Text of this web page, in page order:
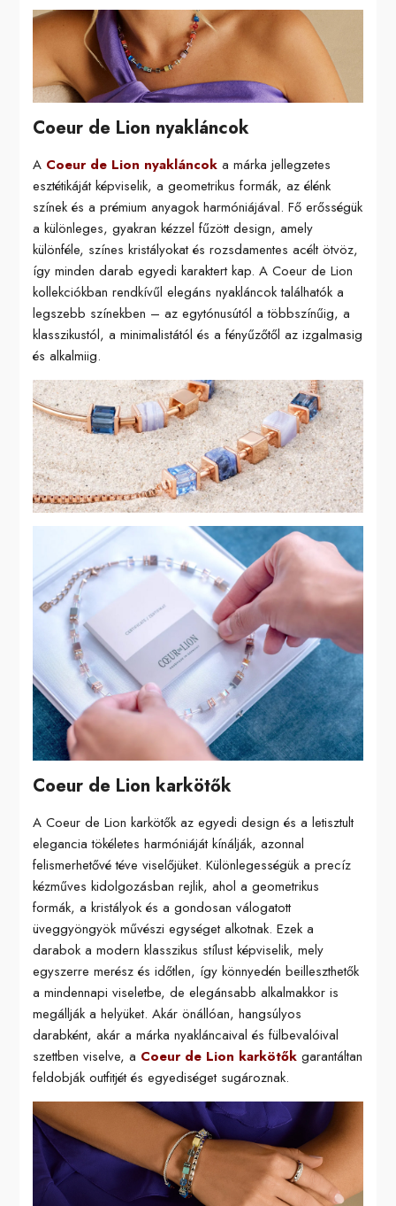
Coeur de Lion nyakláncok
A Coeur de Lion nyakláncok a márka jellegzetes
esztétikáját képviselik, a geometrikus formák, az élénk
színek és a prémium anyagok harmóniájával. Fő erősségük
a különleges, gyakran kézzel fűzött design, amely
különféle, színes kristályokat és rozsdamentes acélt ötvöz,
így minden darab egyedi karaktert kap. A Coeur de Lion
kollekciókban rendkívűl elegáns nyakláncok találhatók a
legszebb színekben – az egytónusútól a többszínűig, a
klasszikustól, a minimalistától és a fényűzőtől az izgalmasig
és alkalmiig.
Coeur de Lion karkötők
A Coeur de Lion karkötők az egyedi design és a letisztult
elegancia tökéletes harmóniáját kínálják, azonnal
felismerhetővé téve viselőjüket. Különlegességük a precíz
kézműves kidolgozásban rejlik, ahol a geometrikus
formák, a kristályok és a gondosan válogatott
üveggyöngyök művészi egységet alkotnak. Ezek a
darabok a modern klasszikus stílust képviselik, mely
egyszerre merész és időtlen, így könnyedén beilleszthetők
a mindennapi viseletbe, de elegánsabb alkalmakkor is
megállják a helyüket. Akár önállóan, hangsúlyos
darabként, akár a márka nyakláncaival és fülbevalóival
szettben viselve, a Coeur de Lion karkötők garantáltan
feldobják outfitjét és egyediséget sugároznak.